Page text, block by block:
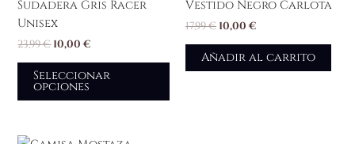
Sudadera Gris Racer
Unisex
23,99€10,00€
Seleccionar
opciones
producto
Vestido Negro Carlota
17,99€ 10,00€
Añadir al carrito